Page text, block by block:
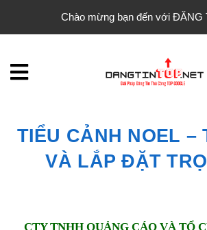
Chào mừng bạn đến với ĐĂNG
TIỂU CẢNH NOEL –
VÀ LẮP ĐẶT
CTY TNHH QUẢNG CÁO VÀ TỔ